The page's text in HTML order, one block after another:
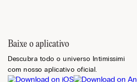
Baixe o aplicativo
Descubra todo o universo Intimissimi
com nosso aplicativo oficial.